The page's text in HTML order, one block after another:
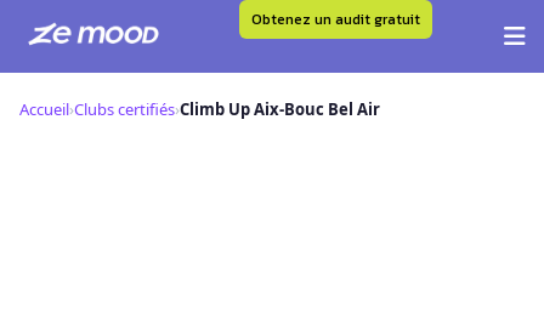
contenu
Obtenez un audit gratuit
Accueil›Clubs certifiés›Climb Up Aix-Bouc Bel Air